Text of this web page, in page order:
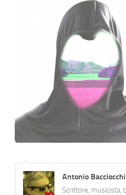
Antonio Bacciocchi
Scrittore, musicista,